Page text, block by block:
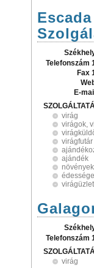
Telefonszám
Fax
E-
virág
virágok,
virágfutár
ajándék
növények
Telefonszám
virág